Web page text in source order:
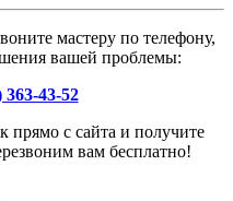
мастеру по телефону,
вашей проблемы:
363-43-52
прямо с сайта и получите
вам бесплатно!